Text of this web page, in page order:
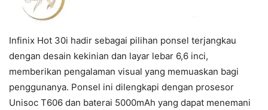
Infinix Hot 30i hadir sebagai pilihan ponsel terjangkau
dengan desain kekinian dan layar lebar 6,6 inci,
memberikan pengalaman visual yang memuaskan bagi
penggunanya. Ponsel ini dilengkapi dengan prosesor
Unisoc T606 dan baterai 5000mAh yang dapat menemani